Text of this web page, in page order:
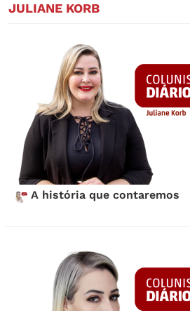
JULIANE KORB
A história que contaremos